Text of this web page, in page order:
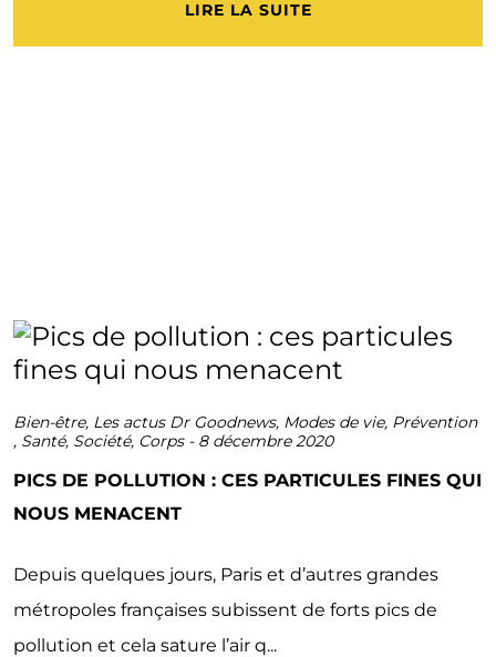
LIRE LA SUITE
Bien-être, Les actus Dr Goodnews, Modes de vie, Prévention
, Santé, Société, Corps- 8 décembre 2020
PICS DE POLLUTION : CES PARTICULES FINES QUI
NOUS MENACENT
Depuis quelques jours, Paris et d’autres grandes
métropoles françaises subissent de forts pics de
pollution et cela sature l’air q...